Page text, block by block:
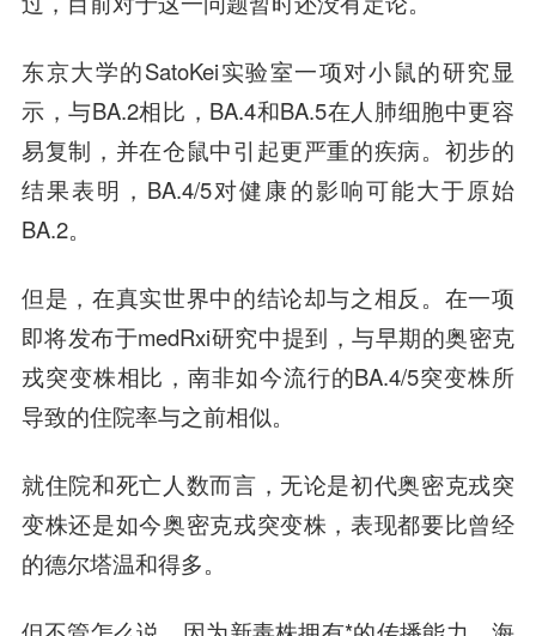
东京大学的SatoKei实验室一项对小鼠的研究显
示，与BA.2相比，BA.4和BA.5在人肺细胞中更容
易复制，并在仓鼠中引起更严重的疾病。初步的
结果表明，BA.4/5对健康的影响可能大于原始
BA.2。
但是，在真实世界中的结论却与之相反。在一项
即将发布于medRxi研究中提到，与早期的奥密克
戎突变株相比，南非如今流行的BA.4/5突变株所
导致的住院率与之前相似。
就住院和死亡人数而言，无论是初代奥密克戎突
变株还是如今奥密克戎突变株，表现都要比曾经
的德尔塔温和得多。